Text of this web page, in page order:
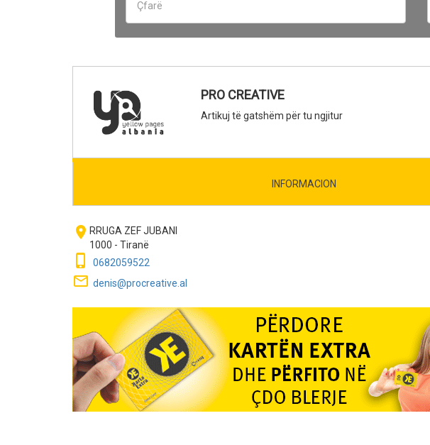
PRO CREATIVE
Artikuj të gatshëm për tu ngjitur
INFORMACION
room RRUGA ZEF JUBANI
1000 - Tiranë
phone_iphone 0682059522
mail_outline denis@procreative.al